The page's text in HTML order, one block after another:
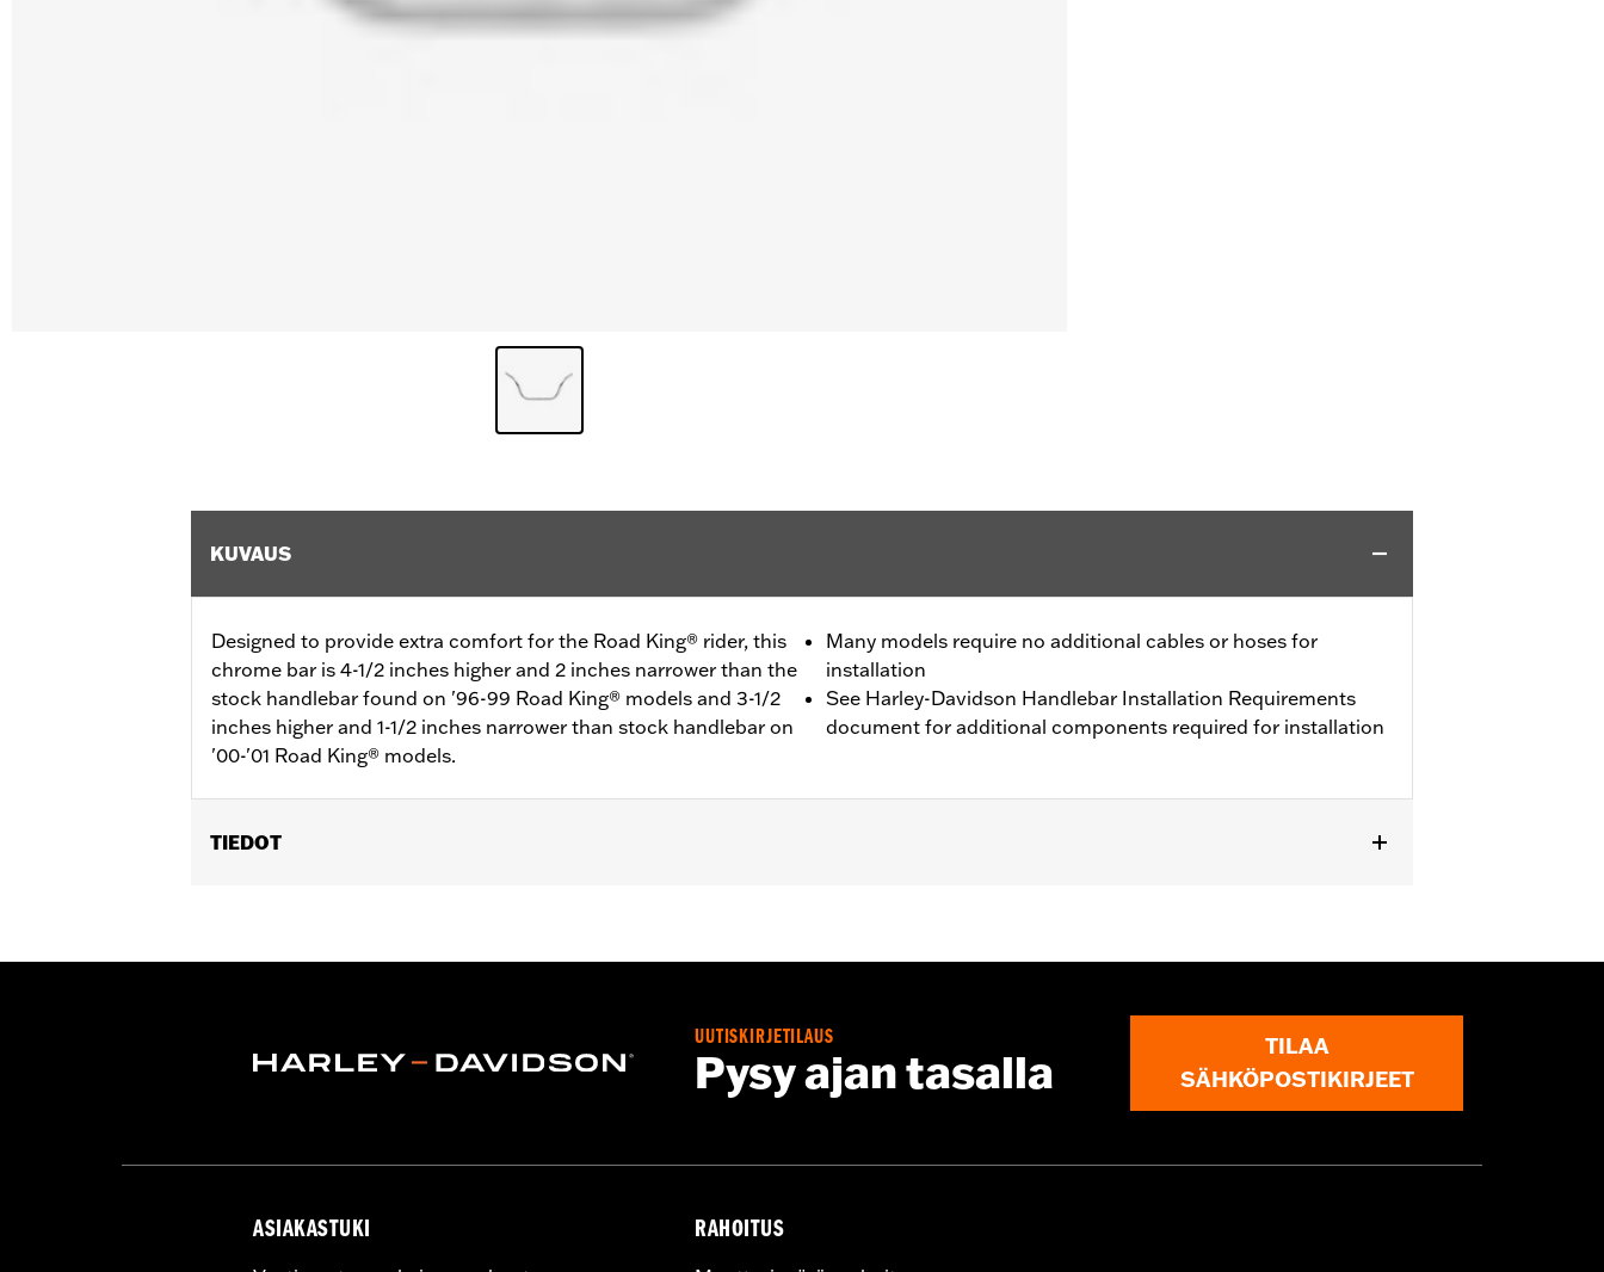
KUVAUS
Designed to provide extra comfort for the Road King® rider, this
chrome bar is 4-1/2 inches higher and 2 inches narrower than the
stock handlebar found on '96-99 Road King® models and 3-1/2
inches higher and 1-1/2 inches narrower than stock handlebar on
'00-'01 Road King® models.
Many models require no additional cables or hoses for
installation
See Harley-Davidson Handlebar Installation Requirements
document for additional components required for installation
TIEDOT
Base Width:13.75
Diameter:1.0
In the Box:Handlebar only
Pullback:9.0
UUTISKIRJETILAUS
Pysy ajan tasalla
TILAA
SÄHKÖPOSTIKIRJEET
ASIAKASTUKI RAHOITUS